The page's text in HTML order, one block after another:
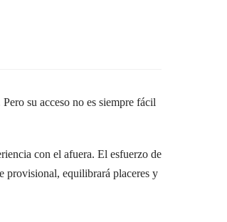
su acceso no es siempre fácil
con el afuera. El esfuerzo de
provisional, equilibrará placeres y